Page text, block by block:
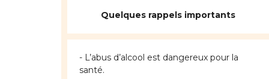
Quelques rappels importants
- L’abus d’alcool est dangereux pour la
santé.